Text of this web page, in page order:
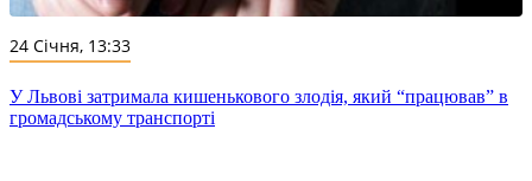
24 Січня, 13:33
У Львові затримала кишенькового злодія, який “працював” в
громадському транспорті